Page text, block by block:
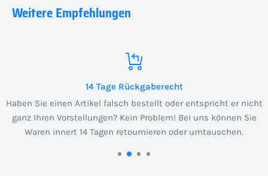
Weitere Empfehlungen
14 Tage Rückgaberecht
Haben Sie einen Artikel falsch bestellt oder entspricht er nicht
ganz Ihren Vorstellungen? Kein Problem! Bei uns können Sie
Waren innert 14 Tagen retournieren oder umtauschen.